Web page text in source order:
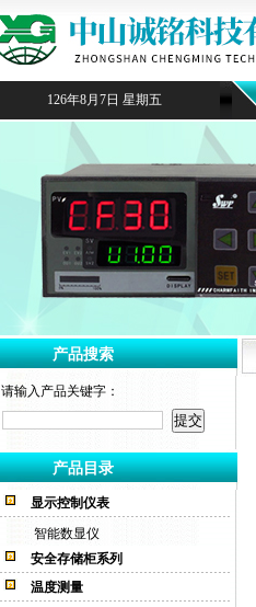
126年8月7日 星期五
产品搜索
请输入产品关键字：
产品目录
显示控制仪表
智能数显仪
安全存储柜系列
温度测量